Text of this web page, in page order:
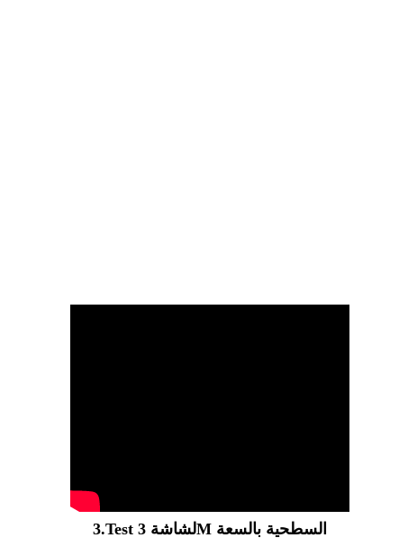
3.Test لشاشة 3M السطحية بالسعة